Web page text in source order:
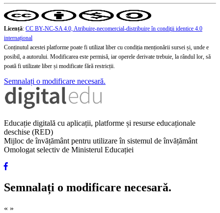
Licență: CC BY-NC-SA 4.0, Atribuire-necomercial-distribuire în condiţii identice 4.0
internațional
Conținutul acestei platforme poate fi utilizat liber cu condiția menționării sursei și, unde e
posibil, a autorului. Modificarea este permisă, iar operele derivate trebuie, la rândul lor, să
poată fi utilizate liber și modificate fără restricții.
Semnalați o modificare necesară.
Educație digitală cu aplicații, platforme și resurse educaționale
deschise (RED)
Mijloc de învățământ pentru utilizare în sistemul de învățământ
Omologat selectiv de Ministerul Educației
Semnalați o modificare necesară.
« »